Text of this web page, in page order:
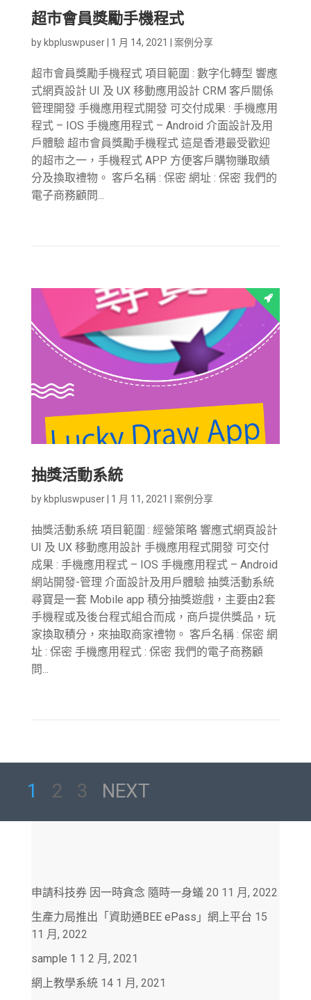
超市會員獎勵手機程式
by kbpluswpuser| 1 月 14, 2021 案例分享
超市會員獎勵手機程式 項目範圍 : 數字化轉型 響應
式網頁設計 UI 及 UX 移動應用設計 CRM 客戶關係
管理開發 手機應用程式開發 可交付成果 : 手機應用
程式 – IOS 手機應用程式 – Android 介面設計及用
戶體驗 超市會員獎勵手機程式 這是香港最受歡迎
的超市之一，手機程式 APP 方便客戶購物賺取績
分及換取禮物。 客戶名稱 : 保密 網址 : 保密 我們的
電子商務顧問...
抽獎活動系統
by kbpluswpuser| 1 月 11, 2021 案例分享
抽獎活動系統 項目範圍 : 經營策略 響應式網頁設計
UI 及 UX 移動應用設計 手機應用程式開發 可交付
成果 : 手機應用程式 – IOS 手機應用程式 – Android
網站開發-管理 介面設計及用戶體驗 抽獎活動系統
尋寶是一套 Mobile app 積分抽獎遊戲，主要由2套
手機程或及後台程式組合而成，商戶提供獎品，玩
家換取積分，來抽取商家禮物。 客戶名稱 : 保密 網
址 : 保密 手機應用程式 : 保密 我們的電子商務顧
問...
1 2 3 NEXT
申請科技券 因一時貪念 隨時一身蟻 20 11 月, 2022
生產力局推出「資助通BEE ePass」網上平台 15
11 月, 2022
sample 1 1 2 月, 2021
網上教學系統 14 1 月, 2021